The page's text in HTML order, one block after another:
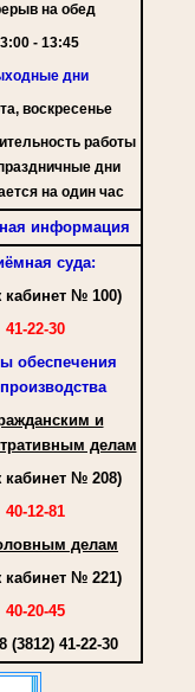
на обед
- 13:45
дни
воскресенье
работы
дни
на один час
информация
суда:
кабинет № 100)
41-22-30
обеспечения
и
делам
кабинет № 208)
40-12-81
делам
кабинет № 221)
40-20-45
8 (3812) 41-22-30